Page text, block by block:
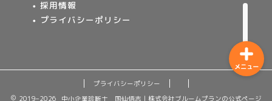
採用情報
プライバシーポリシー
プライバシーポリシー
2019–2026 中小企業診断士 国仙悟志｜株式会社ブルームプランの公式ページ
メニュー